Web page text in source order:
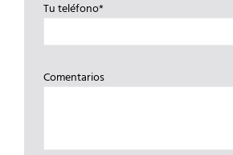
Tu teléfono*
Comentarios